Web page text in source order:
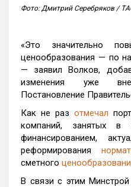
Фото: Дмитрий Серебряков /
«Это значительно
ценообразования — по
— заявил Волков,
изменения уже
Постановление
Как не раз отмечал
компаний, занятых в
финансированием,
реформирования
сметного
В связи с этим Минстрой